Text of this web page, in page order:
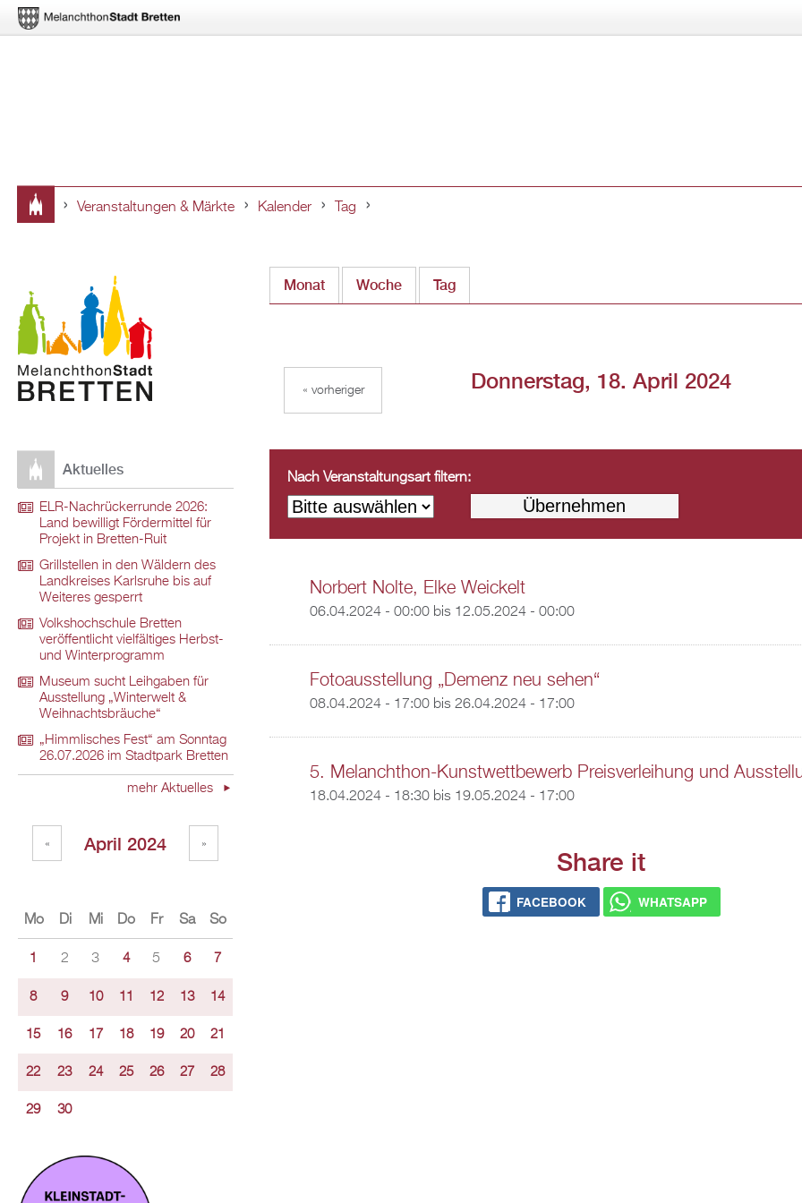
hier
Veranstaltungen & Märkte Kalender Tag
Monat Woche Tag(aktiver Reiter)
Donnerstag, 18. April 2024
« vorheriger
Nach Veranstaltungsart filtern:
Norbert Nolte, Elke Weickelt
06.04.2024 - 00:00bis 12.05.2024 - 00:00
Fotoausstellung „Demenz neu sehen“
08.04.2024 - 17:00bis 26.04.2024 - 17:00
5. Melanchthon-Kunstwettbewerb Preisverleihung und
18.04.2024 - 18:30bis 19.05.2024 - 17:00
Share it
FACEBOOK WHATSAPP
Aktuelles
ELR-Nachrückerrunde 2026:
Land bewilligt Fördermittel für
Projekt in Bretten-Ruit
Grillstellen in den Wäldern des
Landkreises Karlsruhe bis auf
Weiteres gesperrt
Volkshochschule Bretten
veröffentlicht vielfältiges Herbst-
und Winterprogramm
Museum sucht Leihgaben für
Ausstellung „Winterwelt &
Weihnachtsbräuche“
„Himmlisches Fest“ am Sonntag
26.07.2026 im Stadtpark Bretten
mehr Aktuelles
April 2024
« »
Mo Di Mi Do Fr Sa So
1 2 3 4 5 6 7
8 9 10 11 12 13 14
15 16 17 18 19 20 21
22 23 24 25 26 27 28
29 30